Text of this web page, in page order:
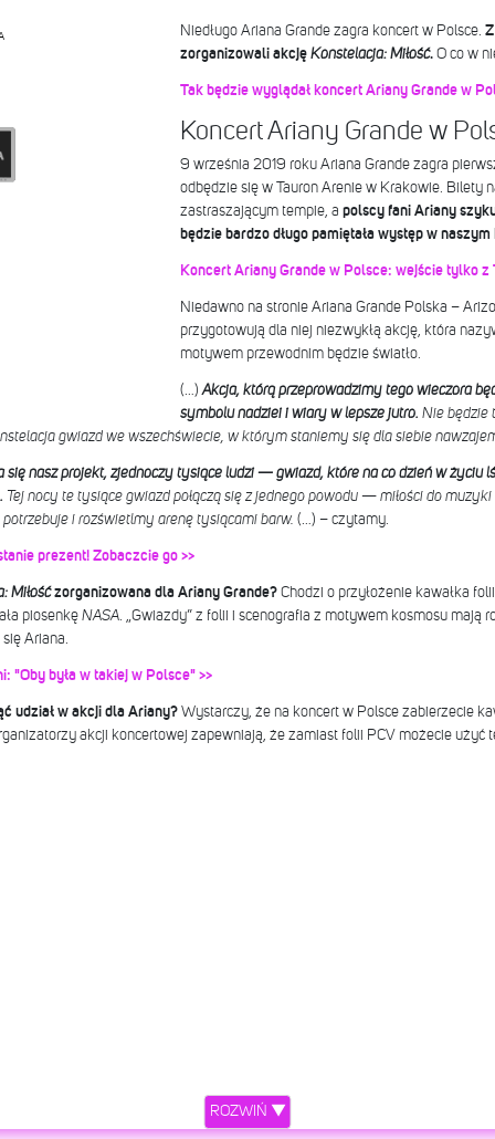
Niedługo Ariana Grande zagra koncert w Polsce.
zorganizowali akcję Konstelacja: Miłość.O co w
Tak będzie wyglądał koncert Ariany Grande w
Koncert Ariany Grande w
9 września 2019 roku Ariana Grande zagra
odbędzie się w Tauron Arenie w Krakowie. Bilety
zastraszającym tempie, a polscy fani Ariany
będzie bardzo długo pamiętała występ w naszym
Koncert Ariany Grande w Polsce: wejście tylko z
Niedawno na stronie Ariana Grande Polska –
przygotowują dla niej niezwykłą akcję, która
motywem przewodnim będzie światło.
(…)Akcja, którą przeprowadzimy tego wieczora
symbolu nadziei i wiary w lepsze jutro. Nie będzie
gwiazd we wszechświecie, w którym staniemy się dla siebie
się nasz projekt, zjednoczy tysiące ludzi — gwiazd, które na co dzień w życiu
Tej nocy te tysiące gwiazd połączą się z jednego powodu — miłości do
i rozświetlmy arenę tysiącami barw. (…) – czytamy.
prezent! Zobaczcie go >>
Miłośćzorganizowana dla Ariany Grande? Chodzi o przyłożenie kawałka
piosenkę NASA. „Gwiazdy” z folii i scenografia z motywem kosmosu mają
Ariana.
"Oby była w takiej w Polsce" >>
udział w akcji dla Ariany?Wystarczy, że na koncert w Polsce zabierzecie
akcji koncertowej zapewniają, że zamiast folii PCV możecie użyć
ROZWIŃ ▼